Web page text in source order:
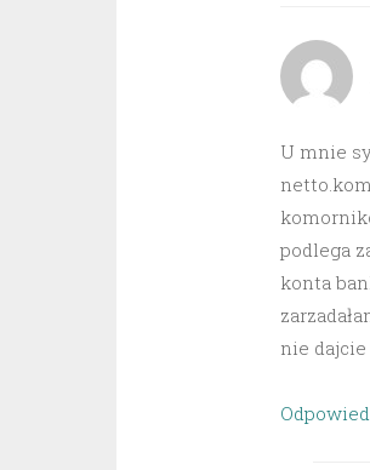
U mnie
podlega
konta
nie